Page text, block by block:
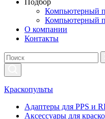
Подбор
Компьютерный
Компьютерный
О компании
Контакты
Краскопульты
Адаптеры для PPS и
Аксессуары для